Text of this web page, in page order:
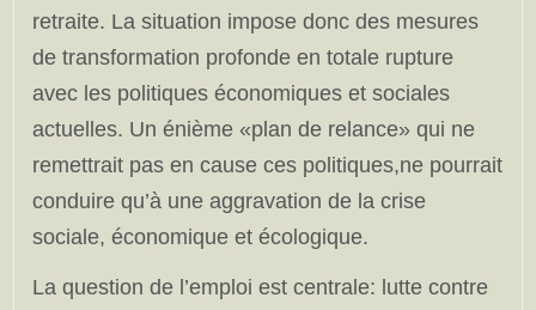
retraite. La situation impose donc des mesures
de transformation profonde en totale rupture
avec les politiques économiques et sociales
actuelles. Un énième «plan de relance» qui ne
remettrait pas en cause ces politiques,ne pourrait
conduire qu’à une aggravation de la crise
sociale, économique et écologique.
La question de l’emploi est centrale: lutte contre